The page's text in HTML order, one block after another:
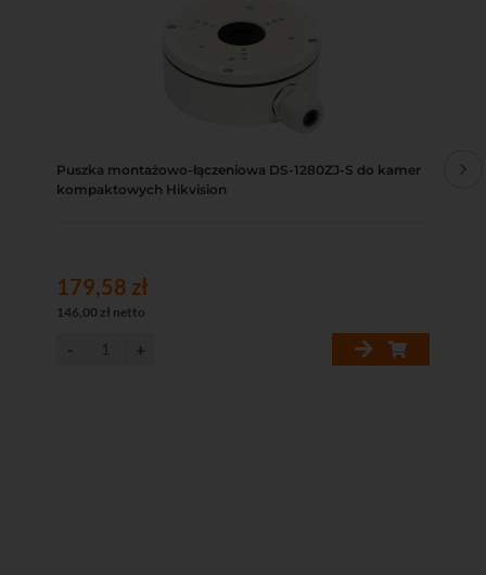
Puszka montażowo-łączeniowa DS-1280ZJ-S do kamer
kompaktowych Hikvision
179,58 zł
146,00 zł netto